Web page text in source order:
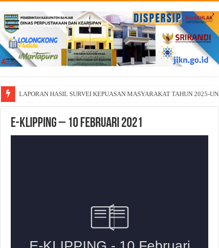
LAPORAN HASIL SURVEI KEPUASAN MASYARAKAT TAHUN 2025-
E-KLIPPING – 10 Februari 2021